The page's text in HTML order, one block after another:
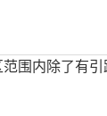
围内除了有